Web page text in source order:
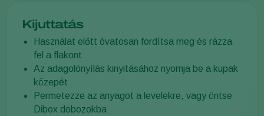
Kijuttatás
Használat előtt óvatosan fordítsa meg és rázza
fel a flakont
Az adagolónyílás kinyitásához nyomja be a kupak
közepét
Permetezze az anyagot a levelekre, vagy öntse
Dibox dobozokba